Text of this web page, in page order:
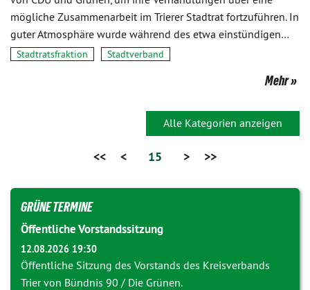
mögliche Zusammenarbeit im Trierer Stadtrat fortzuführen. In
guter Atmosphäre wurde während des etwa einstündigen…
Stadtratsfraktion Stadtverband
Mehr
Alle Kategorien anzeigen
<< < 15 > >>
GRÜNE TERMINE
Öffentliche Vorstandssitzung
12.08.2026 19:30
Öffentliche Sitzung des Vorstands des Kreisverbands
Trier von Bündnis 90 / Die Grünen.